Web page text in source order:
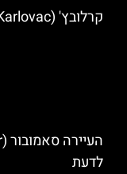
קרלובץ' (Karlovac) מלונות מומלצים
לדעת